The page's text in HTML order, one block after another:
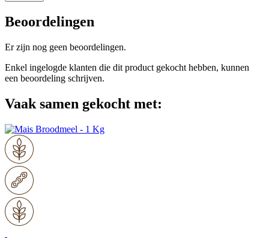
Beoordelingen
Er zijn nog geen beoordelingen.
Enkel ingelogde klanten die dit product gekocht hebben, kunnen
een beoordeling schrijven.
Vaak samen gekocht met: